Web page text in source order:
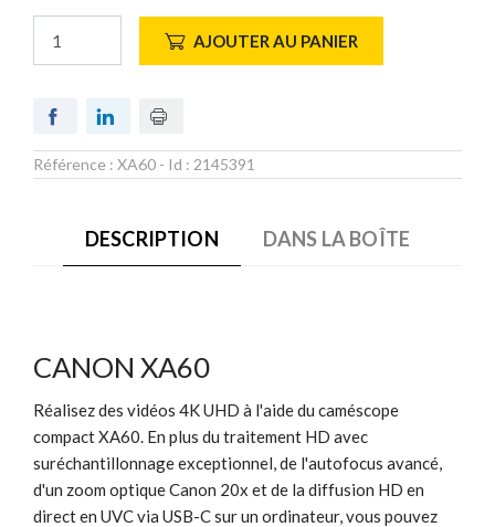
AJOUTER AU PANIER
Référence : XA60 - Id : 2145391
DESCRIPTION DANS LA BOÎTE
CANON XA60
Réalisez des vidéos 4K UHD à l'aide du caméscope
compact XA60. En plus du traitement HD avec
suréchantillonnage exceptionnel, de l'autofocus avancé,
d'un zoom optique Canon 20x et de la diffusion HD en
direct en UVC via USB-C sur un ordinateur, vous pouvez